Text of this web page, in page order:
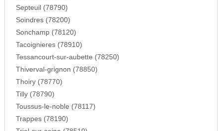
Septeuil (78790)
Soindres (78200)
Sonchamp (78120)
Tacoignieres (78910)
Tessancourt-sur-aubette (78250)
Thiverval-grignon (78850)
Thoiry (78770)
Tilly (78790)
Toussus-le-noble (78117)
Trappes (78190)